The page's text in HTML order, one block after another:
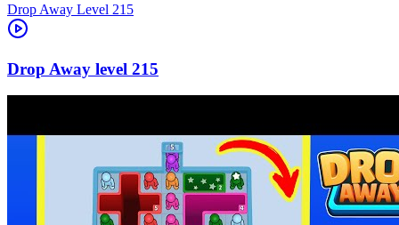
Level 215
215